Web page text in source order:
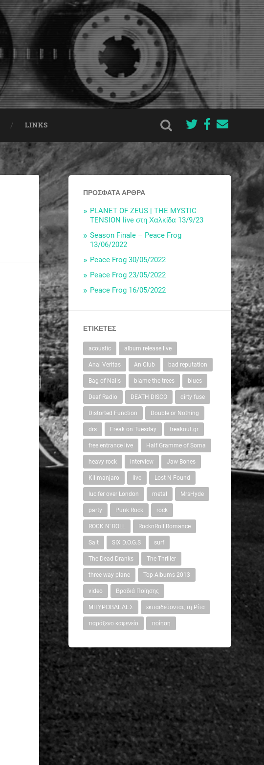
LINKS
ΠΡΌΣΦΑΤΑ ΆΡΘΡΑ
PLANET OF ZEUS | THE MYSTIC
TENSION live στη Χαλκίδα 13/9/23
Season Finale – Peace Frog
13/06/2022
Peace Frog 30/05/2022
Peace Frog 23/05/2022
Peace Frog 16/05/2022
ΕΤΙΚΈΤΕΣ
acoustic album release live
Anal Veritas An Club bad reputation
Bag of Nails blame the trees blues
Deaf Radio DEATH DISCO dirty fuse
Distorted Function Double or Nothing
drs Freak on Tuesday freakout.gr
free entrance live Half Gramme of Soma
heavy rock interview Jaw Bones
Kilimanjaro live Lost N Found
lucifer over London metal MrsHyde
party Punk Rock rock
ROCK N' ROLL RocknRoll Romance
Salt SIX D.O.G.S surf
The Dead Dranks The Thriller
three way plane Top Albums 2013
video Βραδιά Ποίησης
ΜΠΥΡΟΒΔΕΛΕΣ εκπαιδεύοντας τη Ρίτα
παράξενο καφενείο ποίηση